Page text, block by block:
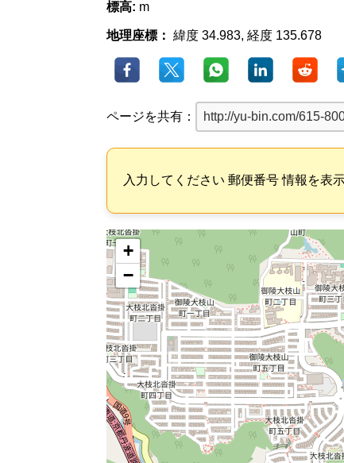
標高: m
地理座標： 緯度 34.983, 経度 135.678
ページを共有：
入力してください 郵便番号 情報を表
+
−